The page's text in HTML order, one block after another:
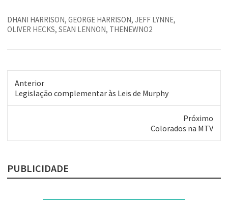
DHANI HARRISON, GEORGE HARRISON, JEFF LYNNE,
OLIVER HECKS, SEAN LENNON, THENEWNO2
Anterior
Post
anterior:
Legislação complementar às Leis de Murphy
Próximo
post:
Colorados na MTV
PUBLICIDADE